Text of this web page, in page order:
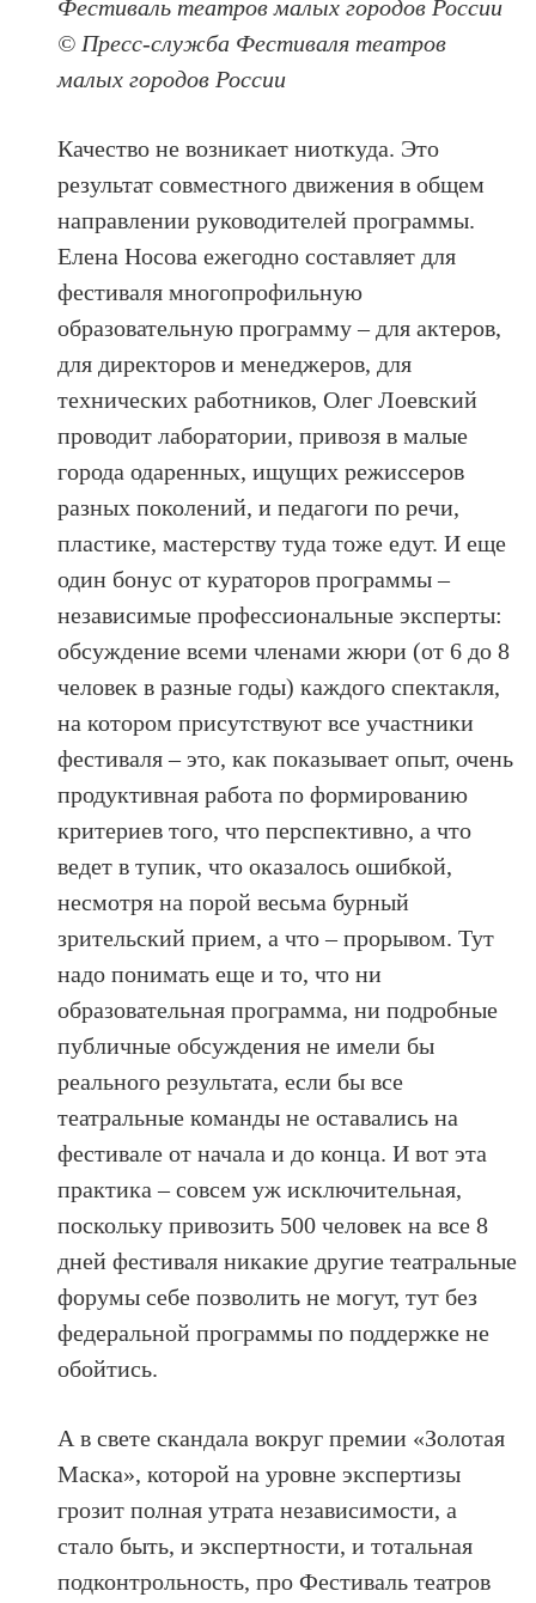
Фестиваль театров малых городов России
© Пресс-служба Фестиваля театров
малых городов России
Качество не возникает ниоткуда. Это
результат совместного движения в общем
направлении руководителей программы.
Елена Носова ежегодно составляет для
фестиваля многопрофильную
образовательную программу – для актеров,
для директоров и менеджеров, для
технических работников, Олег Лоевский
проводит лаборатории, привозя в малые
города одаренных, ищущих режиссеров
разных поколений, и педагоги по речи,
пластике, мастерству туда тоже едут. И еще
один бонус от кураторов программы –
независимые профессиональные эксперты:
обсуждение всеми членами жюри (от 6 до 8
человек в разные годы) каждого спектакля,
на котором присутствуют все участники
фестиваля – это, как показывает опыт, очень
продуктивная работа по формированию
критериев того, что перспективно, а что
ведет в тупик, что оказалось ошибкой,
несмотря на порой весьма бурный
зрительский прием, а что – прорывом. Тут
надо понимать еще и то, что ни
образовательная программа, ни подробные
публичные обсуждения не имели бы
реального результата, если бы все
театральные команды не оставались на
фестивале от начала и до конца. И вот эта
практика – совсем уж исключительная,
поскольку привозить 500 человек на все 8
дней фестиваля никакие другие театральные
форумы себе позволить не могут, тут без
федеральной программы по поддержке не
обойтись.
А в свете скандала вокруг премии «Золотая
Маска», которой на уровне экспертизы
грозит полная утрата независимости, а
стало быть, и экспертности, и тотальная
подконтрольность, про Фестиваль театров